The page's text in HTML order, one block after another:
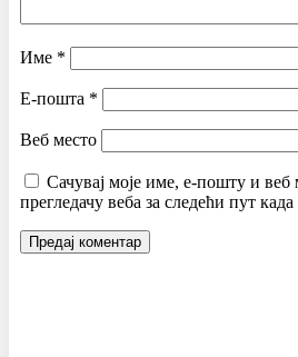
Име *
Е-пошта *
Веб место
Сачувај моје име, е-пошту и веб
прегледачу веба за следећи пут